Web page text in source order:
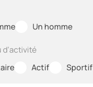
Un homme
d’activité
Actif Sportif